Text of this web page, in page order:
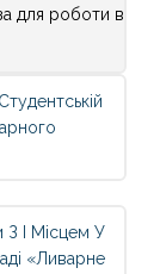
для роботи в
З І Місцем У
«Ливарне